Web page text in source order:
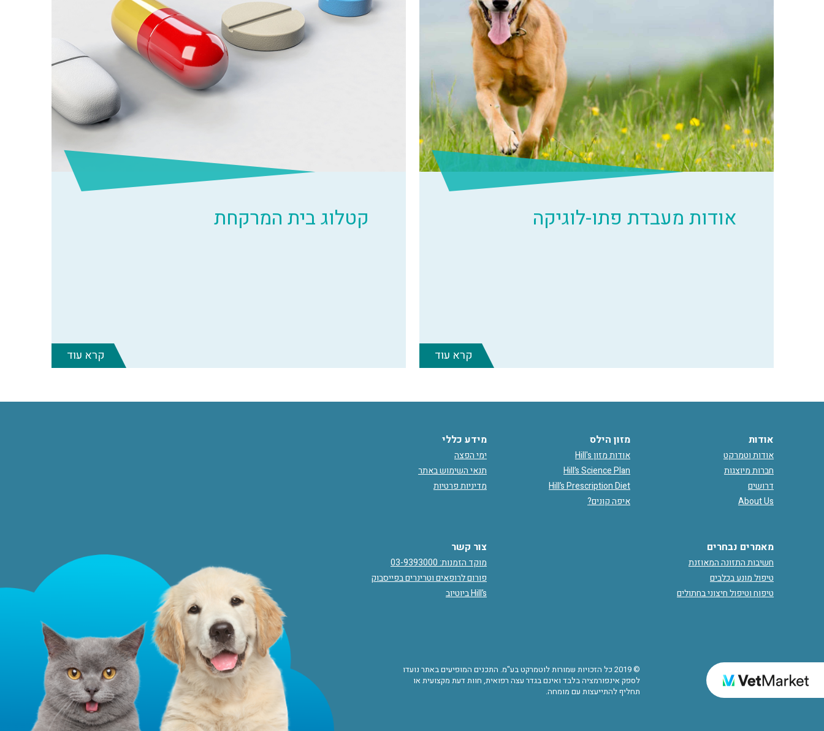
אודות מעבדת פתו-לוגיקה
קרא עוד
קטלוג בית המרקחת
קרא עוד
אודות
אודות וטמרקט
חברות מיוצגות
דרושים
About Us
מזון הילס
אודות מזון Hill's
Hill’s Science Plan
Hill’s Prescription Diet
איפה קונים?
מידע כללי
ימי הפצה
תנאי השימוש באתר
מדיניות פרטיות
מאמרים נבחרים
חשיבות התזונה המאוזנת
טיפול מונע בכלבים
טיפוח וטיפול חיצוני בחתולים
צור קשר
מוקד הזמנות: 03-9393000
פורום לרופאים וטרינרים בפייסבוק
Hill’s ביוטיוב
© 2019 כל הזכויות שמורות לוטמרקט בע"מ. התכנים המופיעים באתר נועדו
לספק אינפורמציה בלבד ואינם בגדר עצה רפואית, חוות דעת מקצועית או
תחליף להתייעצות עם מומחה.